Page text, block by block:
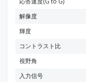
解像度
輝度
コントラスト比
視野角
入力信号